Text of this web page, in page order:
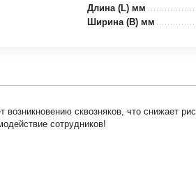
Длина (L) мм
Ширина (B) мм
сквозняков, что снижает
сотрудников!